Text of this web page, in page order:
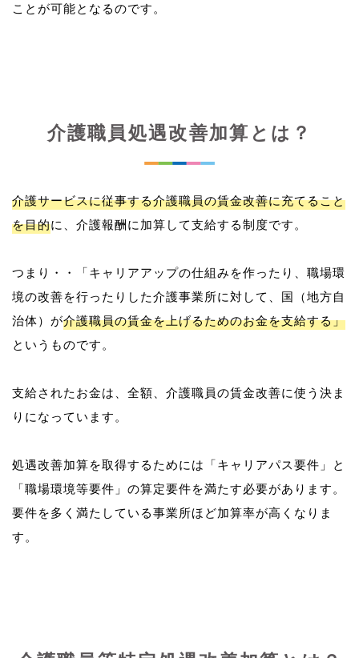
介護職員処遇改善加算とは？
介護サービスに従事する介護職員の賃金改善に充てること
を目的に、介護報酬に加算して支給する制度です。
つまり・・「キャリアアップの仕組みを作ったり、職場環
境の改善を行ったりした介護事業所に対して、国（地方自
治体）が介護職員の賃金を上げるためのお金を支給する」
というものです。
支給されたお金は、全額、介護職員の賃金改善に使う決ま
りになっています。
処遇改善加算を取得するためには「キャリアパス要件」と
「職場環境等要件」の算定要件を満たす必要があります。
要件を多く満たしている事業所ほど加算率が高くなりま
す。